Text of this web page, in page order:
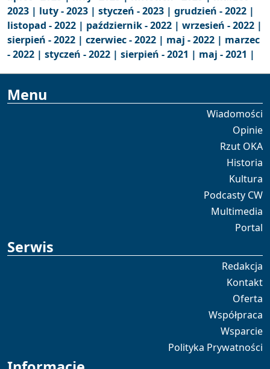
2023 | luty - 2023 | styczeń - 2023 | grudzień - 2022 |
listopad - 2022 | październik - 2022 | wrzesień - 2022 |
sierpień - 2022 | czerwiec - 2022 | maj - 2022 | marzec
- 2022 | styczeń - 2022 | sierpień - 2021 | maj - 2021 |
Menu
Wiadomości
Opinie
Rzut OKA
Historia
Kultura
Podcasty CW
Multimedia
Portal
Serwis
Redakcja
Kontakt
Oferta
Współpraca
Wsparcie
Polityka Prywatności